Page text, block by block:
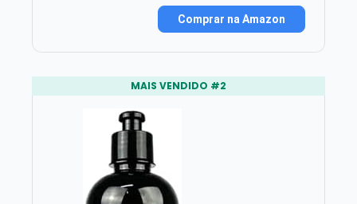
Comprar na Amazon
MAIS VENDIDO #2